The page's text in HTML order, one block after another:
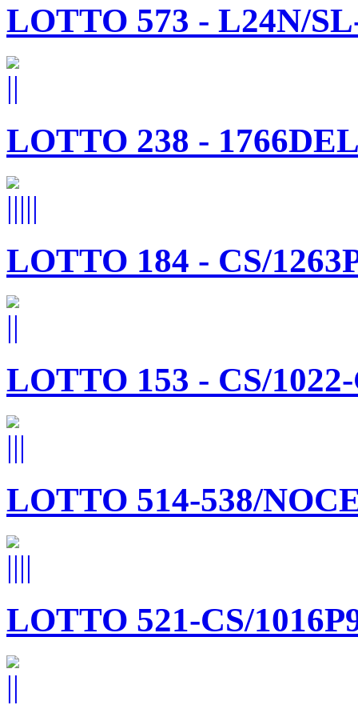
LOTTO 573 - L24N/
LOTTO 238 -
LOTTO 184 - CS/
LOTTO 153 - CS/
LOTTO 514-538/
LOTTO 521-CS/